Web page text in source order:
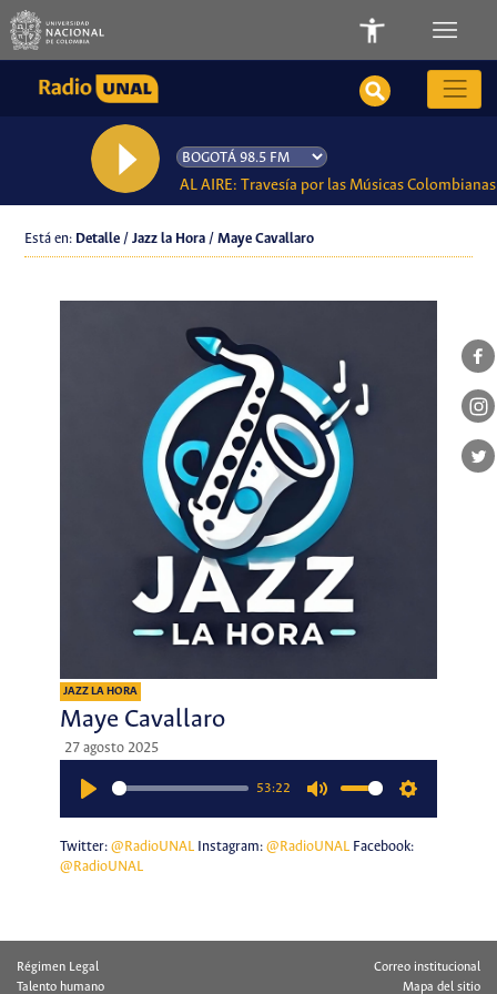
AL AIRE: Travesía por las Músicas Colombianas
Está en: Detalle / Jazz la Hora / Maye Cavallaro
JAZZ LA HORA
Maye Cavallaro
27 agosto 2025
53:22
Twitter: @RadioUNALInstagram: @RadioUNALFacebook:
@RadioUNAL
Régimen Legal
Talento humano
Correo institucional
Mapa del sitio